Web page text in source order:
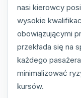
nasi kierowcy
wysokie
obowiązującymi
przekłada się na
każdego
minimalizować
kursów.